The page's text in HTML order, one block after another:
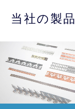
当社の製品